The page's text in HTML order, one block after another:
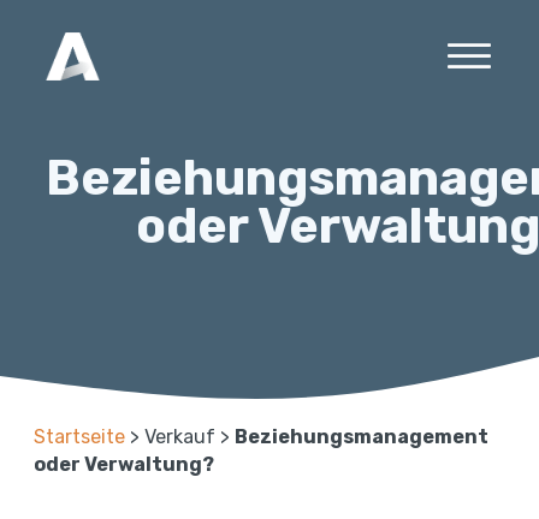
oder
Startseite >Verkauf > Beziehungsmanagement
oder Verwaltung?